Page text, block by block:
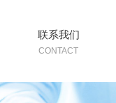
联系我们
CONTACT